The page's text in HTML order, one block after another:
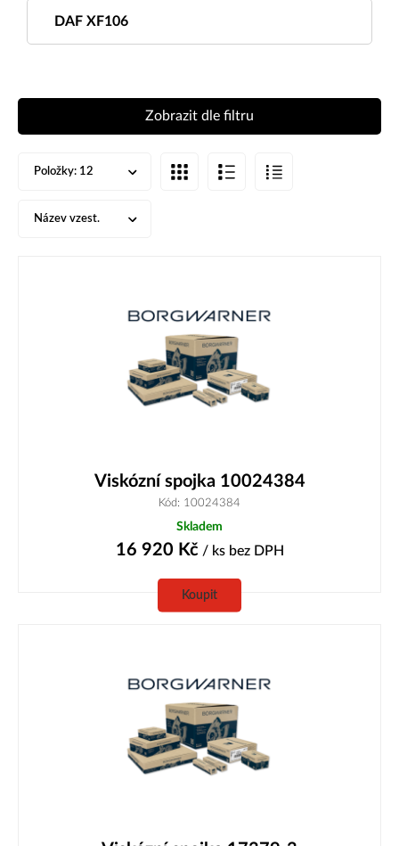
DAF XF106
Zobrazit dle filtru
Položky: 12
Název vzest.
Viskózní spojka 10024384
Kód: 10024384
Skladem
16 920 Kč/ ks bez DPH
Koupit